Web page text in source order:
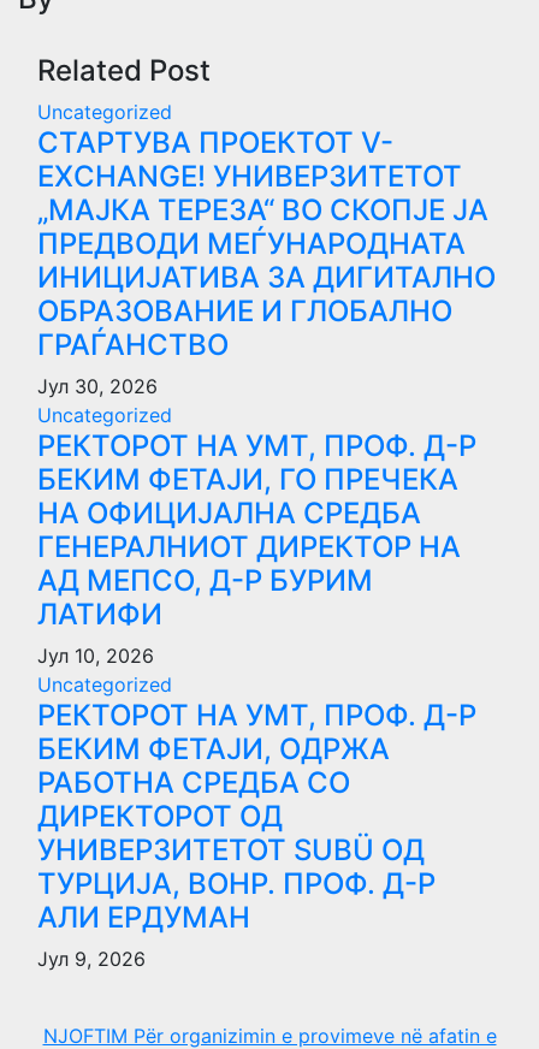
Related Post
Uncategorized
СТАРТУВА ПРОЕКТОТ V-
EXCHANGE! УНИВЕРЗИТЕТОТ
„МАЈКА ТЕРЕЗА“ ВО СКОПЈЕ ЈА
ПРЕДВОДИ МЕЃУНАРОДНАТА
ИНИЦИЈАТИВА ЗА ДИГИТАЛНО
ОБРАЗОВАНИЕ И ГЛОБАЛНО
ГРАЃАНСТВО
Јул 30, 2026
Uncategorized
РЕКТОРОТ НА УМТ, ПРОФ. Д-Р
БЕКИМ ФЕТАЈИ, ГО ПРЕЧЕКА
НА ОФИЦИЈАЛНА СРЕДБА
ГЕНЕРАЛНИОТ ДИРЕКТОР НА
АД МЕПСО, Д-Р БУРИМ
ЛАТИФИ
Јул 10, 2026
Uncategorized
РЕКТОРОТ НА УМТ, ПРОФ. Д-Р
БЕКИМ ФЕТАЈИ, ОДРЖА
РАБОТНА СРЕДБА СО
ДИРЕКТОРОТ ОД
УНИВЕРЗИТЕТОТ SUBÜ ОД
ТУРЦИЈА, ВОНР. ПРОФ. Д-Р
АЛИ ЕРДУМАН
Јул 9, 2026
NJOFTIM Për organizimin e provimeve në afatin e